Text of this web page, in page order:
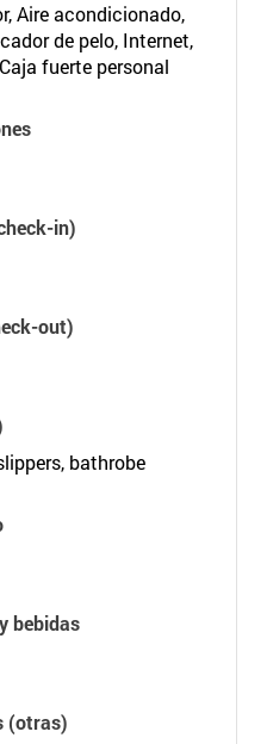
Aire acondicionado,
de pelo, Internet,
fuerte personal
in)
out)
bathrobe
bebidas
(otras)